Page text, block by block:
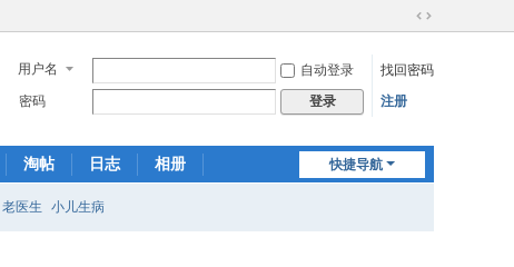
切
到
用户名 自动登录
找回密码
密码
登录 注册
快捷导航
淘帖 日志 相册
老医生 小儿生病